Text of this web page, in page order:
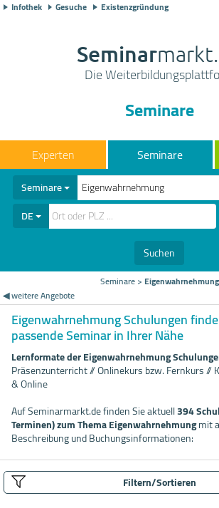
Infothek Gesuche Existenzgründung
Seminar
Die
Seminare
Seminare
Seminare
DE
Suchen
Seminare> Eigenwahrnehmung
◀ weitere Angebote
Eigenwahrnehmung Schulungen
passende Seminar in Ihrer Nähe
Lernformate der Eigenwahrnehmung
Präsenzunterricht // Onlinekurs bzw. Fernkurs //
& Online
Auf Seminarmarkt.de finden Sie aktuell394
Terminen) zum Thema Eigenwahrnehmungmit
Beschreibung und Buchungsinformationen:
Filtern/Sortieren